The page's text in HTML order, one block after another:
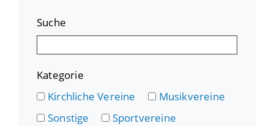
Suche
Kategorie
Kirchliche Vereine
Musikvereine
Sonstige
Sportvereine